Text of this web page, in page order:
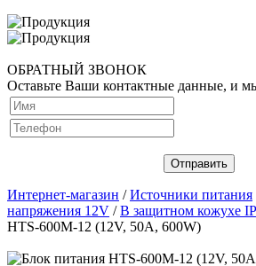
ОБРАТНЫЙ ЗВОНОК
Оставьте Ваши контактные данные, и
Интернет-магазин /Источники питания
напряжения 12V /В защитном кожухе
HTS-600M-12 (12V, 50A, 600W)